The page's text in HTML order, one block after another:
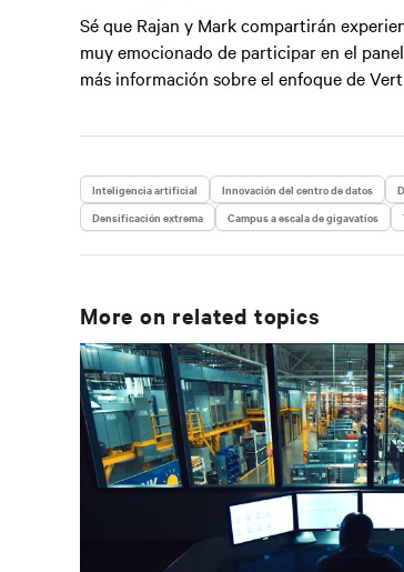
Sé que Rajan y Mark compartirán
muy emocionado de participar en el
más información sobre el enfoque de
Inteligencia artificial Innovación del centro de datos
Densificación extrema
Campus a escala de gigavatios
More on related topics